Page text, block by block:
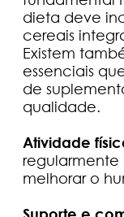
dieta deve
cereais
Existem
essenciais
de
qualidade.
Atividade
regularmente
melhorar o